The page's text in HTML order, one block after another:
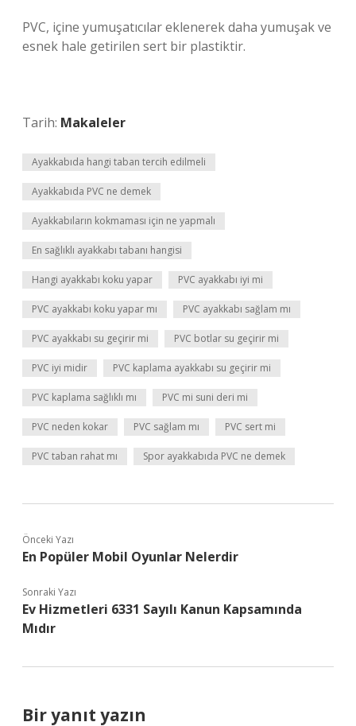
PVC, içine yumuşatıcılar eklenerek daha yumuşak ve
esnek hale getirilen sert bir plastiktir.
Tarih: Makaleler
Ayakkabıda hangi taban tercih edilmeli
Ayakkabıda PVC ne demek
Ayakkabıların kokmaması için ne yapmalı
En sağlıklı ayakkabı tabanı hangisi
Hangi ayakkabı koku yapar PVC ayakkabı iyi mi
PVC ayakkabı koku yapar mı PVC ayakkabı sağlam mı
PVC ayakkabı su geçirir mi PVC botlar su geçirir mi
PVC iyi midir PVC kaplama ayakkabı su geçirir mi
PVC kaplama sağlıklı mı PVC mi suni deri mi
PVC neden kokar PVC sağlam mı PVC sert mi
PVC taban rahat mı Spor ayakkabıda PVC ne demek
Önceki Yazı
En Popüler Mobil Oyunlar Nelerdir
Sonraki Yazı
Ev Hizmetleri 6331 Sayılı Kanun Kapsamında
Mıdır
Bir yanıt yazın